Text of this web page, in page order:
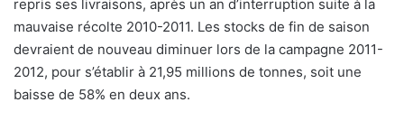
repris ses livraisons, après un an d’interruption suite à la
mauvaise récolte 2010-2011. Les stocks de fin de saison
devraient de nouveau diminuer lors de la campagne 2011-
2012, pour s’établir à 21,95 millions de tonnes, soit une
baisse de 58% en deux ans.